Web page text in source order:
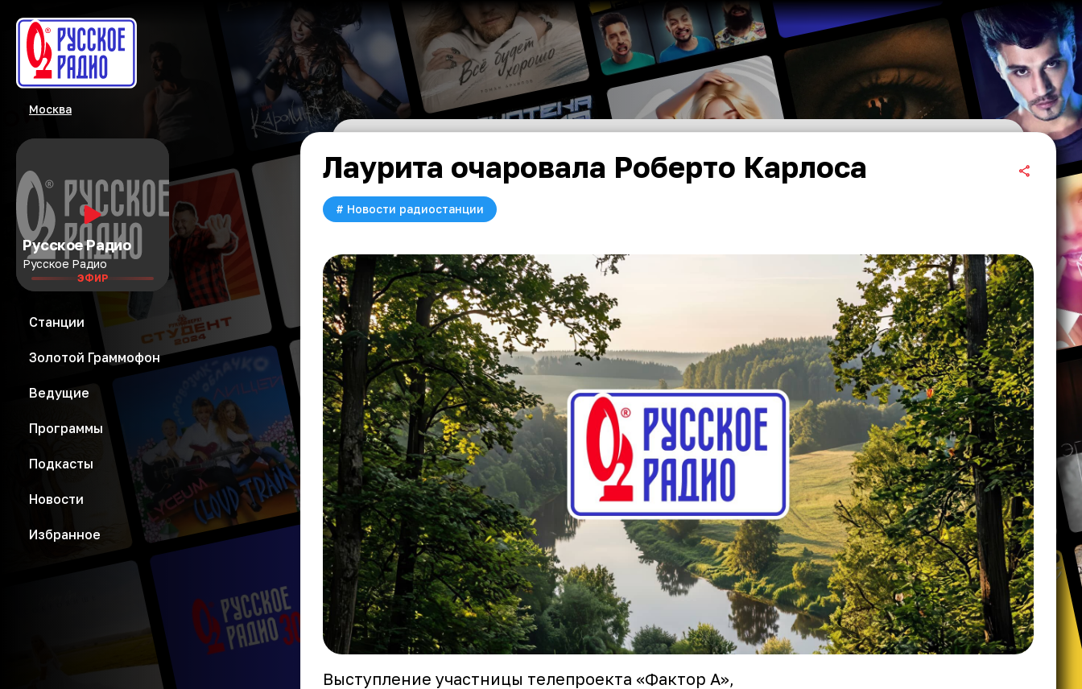
Москва
Русское Радио
Русское Радио
ЭФИР
Станции
Золотой Граммофон
Ведущие
Программы
Подкасты
Новости
Избранное
Лаурита очаровала Роберто Карлоса
# Новости радиостанции
Выступление участницы телепроекта «Фактор А»,